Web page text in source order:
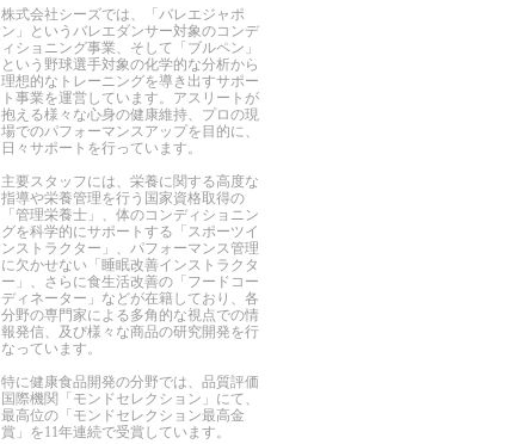
株式会社シーズでは、「バレエジャポ
ン」というバレエダンサー対象のコンデ
ィショニング事業、そして「ブルペン」
という野球選手対象の化学的な分析から
理想的なトレーニングを導き出すサポー
ト事業を運営しています。アスリートが
抱える様々な心身の健康維持、プロの現
場でのパフォーマンスアップを目的に、
日々サポートを行っています。
主要スタッフには、栄養に関する高度な
指導や栄養管理を行う国家資格取得の
「管理栄養士」、体のコンディショニン
グを科学的にサポートする「スポーツイ
ンストラクター」、パフォーマンス管理
に欠かせない「睡眠改善インストラクタ
ー」、さらに食生活改善の「フードコー
ディネーター」などが在籍しており、各
分野の専門家による多⾓的な視点での情
報発信、及び様々な商品の研究開発を行
なっています。
特に健康食品開発の分野では、品質評価
国際機関「モンドセレクション」にて、
最高位の「モンドセレクション最⾼⾦
賞」を11年連続で受賞しています。